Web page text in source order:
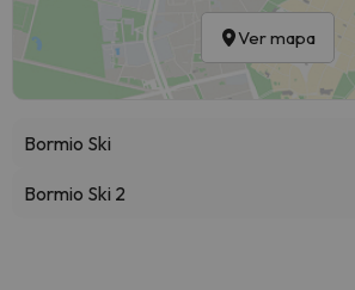
Ver mapa
Bormio Ski
Bormio Ski 2